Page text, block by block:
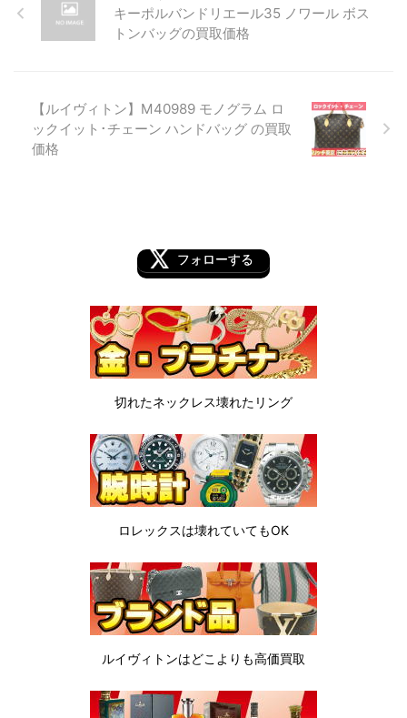
キーポルバンドリエール35 ノワール ボス
トンバッグの買取価格
【ルイヴィトン】M40989 モノグラム ロ
ックイット･チェーン ハンドバッグ の買取
価格
フォローする
切れたネックレス壊れたリング
ロレックスは壊れていてもOK
ルイヴィトンはどこよりも高価買取